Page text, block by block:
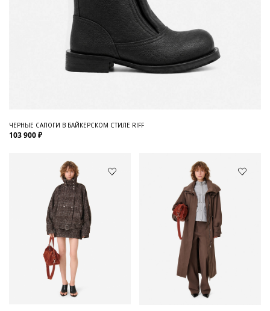
ЧЕРНЫЕ САПОГИ В БАЙКЕРСКОМ СТИЛЕ RIFF
103 900 ₽